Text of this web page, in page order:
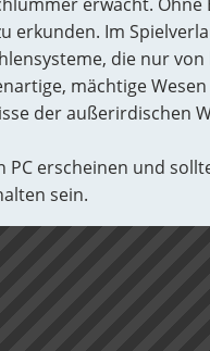
erkunden. Im
die nur
mächtige
der außerirdischen
PC erscheinen und
sein.